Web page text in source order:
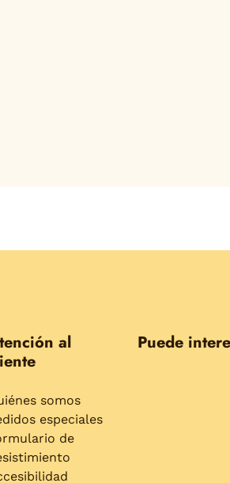
al
somos
especiales
de
Puede